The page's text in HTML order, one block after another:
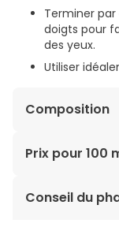
Terminer
doigts pour
des yeux.
Utiliser
Composition
INGREDIENTS :
ALCOHOL,
Prix pour 100
165,33€ / 100 ml
Conseil du